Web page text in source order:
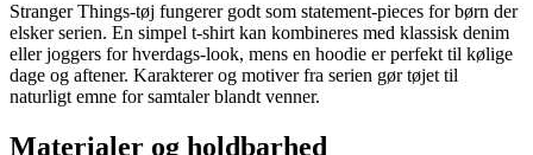
Stranger Things-tøj fungerer godt som statement-pieces for børn der
elsker serien. En simpel t-shirt kan kombineres med klassisk denim
eller joggers for hverdags-look, mens en hoodie er perfekt til kølige
dage og aftener. Karakterer og motiver fra serien gør tøjet til
naturligt emne for samtaler blandt venner.
Materialer og holdbarhed